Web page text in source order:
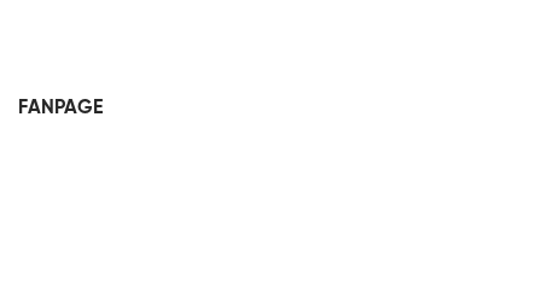
FANPAGE